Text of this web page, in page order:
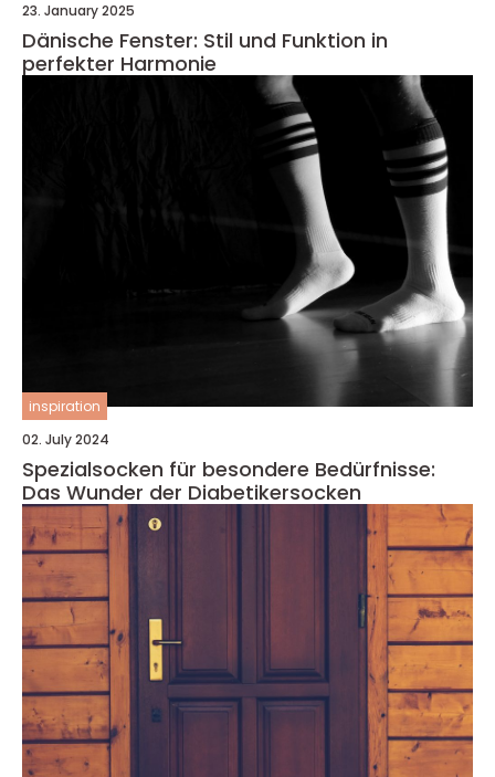
23. January 2025
Dänische Fenster: Stil und Funktion in
perfekter Harmonie
inspiration
02. July 2024
Spezialsocken für besondere Bedürfnisse:
Das Wunder der Diabetikersocken